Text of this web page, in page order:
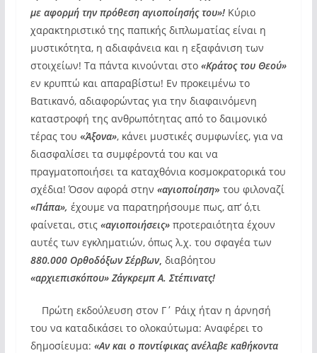
με αφορμή την πρόθεση αγιοποίησής του»!Κύριο
χαρακτηριστικό της παπικής διπλωματίας είναι η
μυστικότητα, η αδιαφάνεια και η εξαφάνιση των
στοιχείων! Τα πάντα κινούνται στο «Κράτος του Θεού»
εν κρυπτώ και απαραβίστω! Εν προκειμένω το
Βατικανό, αδιαφορώντας για την διαφαινόμενη
καταστροφή της ανθρωπότητας από το δαιμονικό
τέρας του «Άξονα», κάνει μυστικές συμφωνίες, για να
διασφαλίσει τα συμφέροντά του και να
πραγματοποιήσει τα καταχθόνια κοσμοκρατορικά του
σχέδια! Όσον αφορά στην «αγιοποίηση» του φιλοναζί
«Πάπα», έχουμε να παρατηρήσουμε πως, απ’ ό,τι
φαίνεται, στις «αγιοποιήσεις»προτεραιότητα έχουν
αυτές των εγκληματιών, όπως λ.χ. του σφαγέα των
880.000 Ορθοδόξων Σέρβων, διαβόητου
«αρχιεπισκόπου» Ζάγκρεμπ Α. Στέπινατς!
Πρώτη εκδούλευση στον Γ΄ Ράιχ ήταν η άρνησή
του να καταδικάσει το ολοκαύτωμα: Αναφέρει το
δημοσίευμα: «Αν και ο ποντίφικας ανέλαβε καθήκοντα